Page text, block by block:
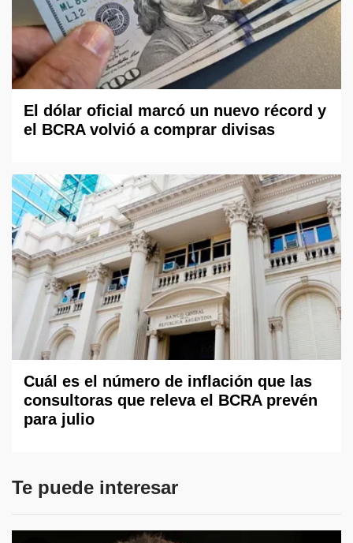
El dólar oficial marcó un nuevo récord y
el BCRA volvió a comprar divisas
Cuál es el número de inflación que las
consultoras que releva el BCRA prevén
para julio
Te puede interesar